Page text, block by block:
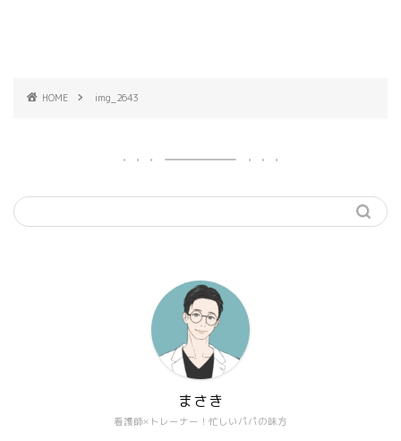
HOME img_2643
看護師×トレーナー！忙しいパパの味方
まさき